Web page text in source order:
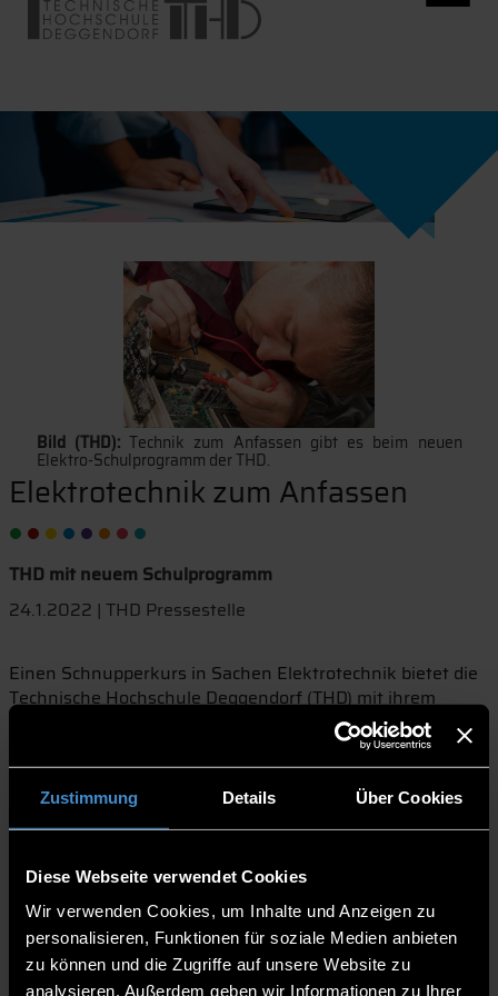
Zustimmung Details Über Cookies
Diese Webseite verwendet Cookies
Wir verwenden Cookies, um Inhalte und Anzeigen zu
personalisieren, Funktionen für soziale Medien anbieten
zu können und die Zugriffe auf unsere Website zu
analysieren. Außerdem geben wir Informationen zu Ihrer
Bild (THD): Technik zum Anfassen gibt es beim neuen
Elektro-Schulprogramm der THD.
Elektrotechnik zum Anfassen
THD mit neuem Schulprogramm
24.1.2022 | THD Pressestelle
Einen Schnupperkurs in Sachen Elektrotechnik bietet die
Technische Hochschule Deggendorf (THD) mit ihrem
neuen Elektro-Schulprogramm. Am 7. und 8. Februar
findet dieses erstmals statt. Klassen ab der neunten
Jahrgangsstufe aller Schultypen sind herzlich eingeladen,
in der Zeit von 8 bis 16 Uhr die THD zu besuchen. Die
Veranstaltung dauert jeweils zwei Stunden.
möglich.
Jakob Loher und Josef Eizenhammer, beide duale
Studenten im Studiengang Elektro- und
Informationstechnik der THD, führen die Schulklassen
durch das Programm. Dabei steht ihnen Laboringenieur